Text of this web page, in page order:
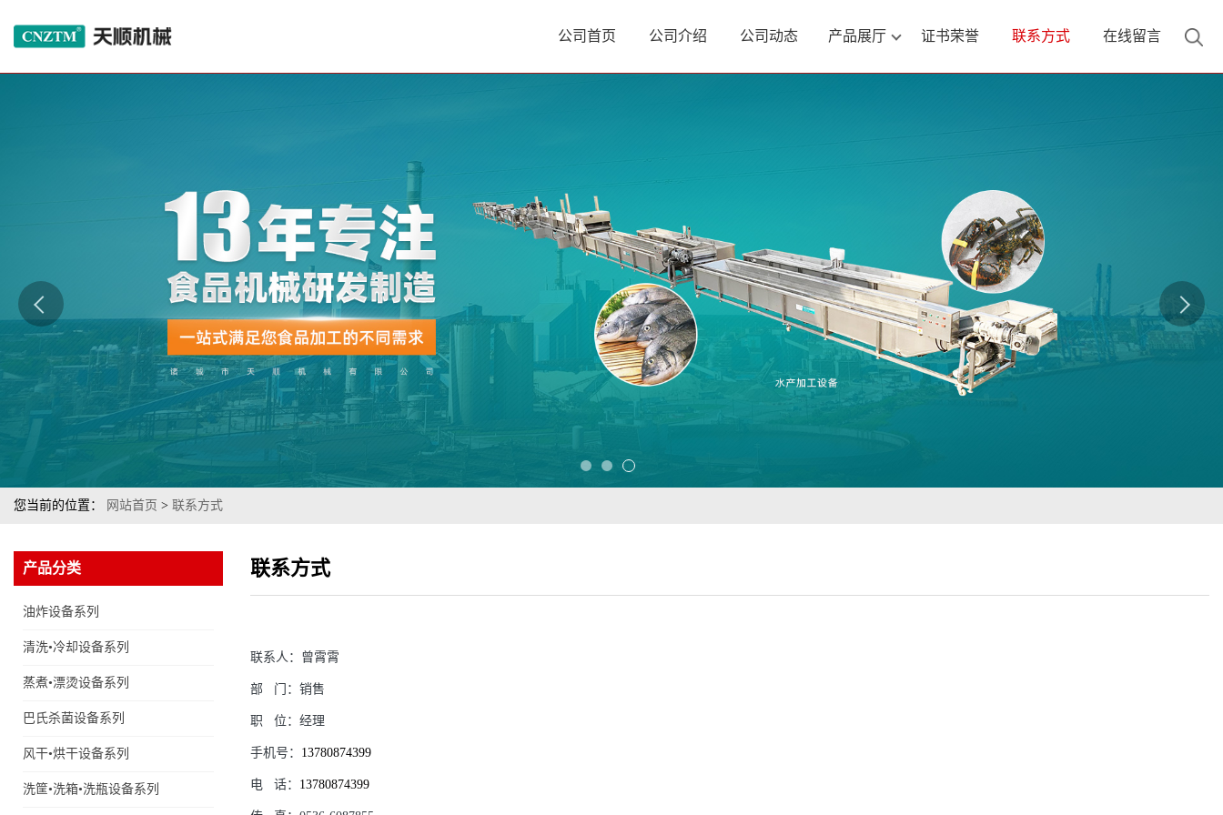
公司首页 公司介绍 公司动态 产品展厅 证书荣誉 联系方式 在线留言
您当前的位置： 网站首页 > 联系方式
产品分类
油炸设备系列
清洗•冷却设备系列
蒸煮•漂烫设备系列
巴氏杀菌设备系列
风干•烘干设备系列
洗筐•洗箱•洗瓶设备系列
联系方式
联系人： 曾霄霄
部 门： 销售
职 位： 经理
手机号： 13780874399
电 话： 13780874399